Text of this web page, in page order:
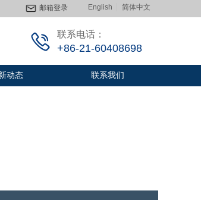
邮箱登录 English 简体中文
联系电话：
+86-21-60408698
动态 联系我们